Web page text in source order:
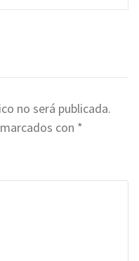
no será publicada.
con *